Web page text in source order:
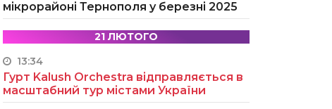
мікрорайоні Тернополя у березні 2025
21 ЛЮТОГО
13:34
Гурт Kalush Orchestra відправляється в
масштабний тур містами України